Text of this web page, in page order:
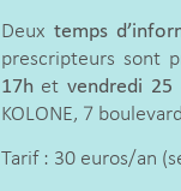
Deuxtemps
prescripteurs sont
17h et vendredi
KOLONE, 7
Tarif : 30 euros/an